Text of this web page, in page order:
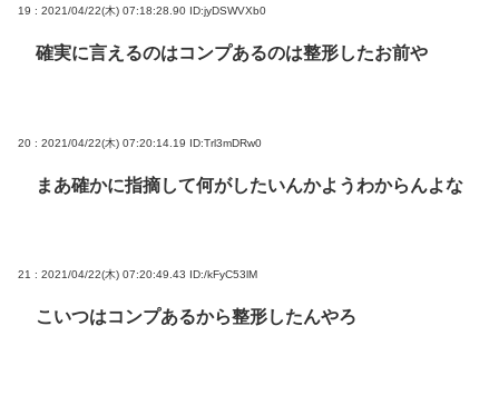
19 : 2021/04/22(木) 07:18:28.90 ID:jyDSWVXb0
確実に言えるのはコンプあるのは整形したお前や
20 : 2021/04/22(木) 07:20:14.19 ID:Trl3mDRw0
まあ確かに指摘して何がしたいんかようわからんよな
21 : 2021/04/22(木) 07:20:49.43 ID:/kFyC53lM
こいつはコンプあるから整形したんやろ